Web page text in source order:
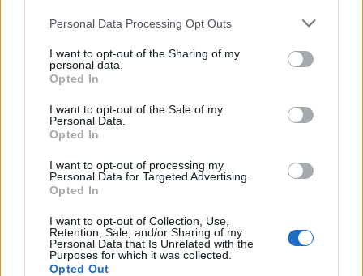
Personal Data Processing Opt Outs
I want to opt-out of the Sharing of my
personal data.
Opted In
I want to opt-out of the Sale of my
Personal Data.
Opted In
I want to opt-out of processing my
Personal Data for Targeted Advertising.
Opted In
I want to opt-out of Collection, Use,
Retention, Sale, and/or Sharing of my
Personal Data that Is Unrelated with the
Purposes for which it was collected.
Opted Out